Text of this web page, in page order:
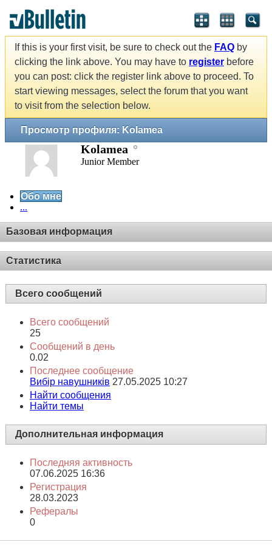
If this is your first visit, be sure to check out the FAQ by
clicking the link above. You may have to register before
you can post: click the register link above to proceed. To
start viewing messages, select the forum that you want
to visit from the selection below.
Просмотр профиля: Kolamea
Kolamea
Junior Member
Обо мне
...
Базовая информация
Статистика
Всего сообщений
Всего сообщений
25
Сообщений в день
0.02
Последнее сообщение
Вибір навушників 27.05.2025 10:27
Найти сообщения
Найти темы
Дополнительная информация
Последняя активность
07.06.2025 16:36
Регистрация
28.03.2023
Рефералы
0